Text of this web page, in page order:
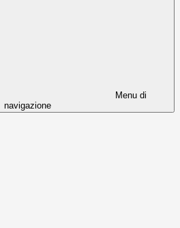
Menu di
navigazione